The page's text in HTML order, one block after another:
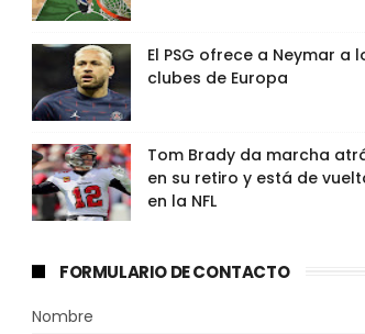
El PSG ofrece a Neymar a
clubes de Europa
Tom Brady da marcha
en su retiro y está de
en la NFL
FORMULARIO DE CONTACTO
Nombre